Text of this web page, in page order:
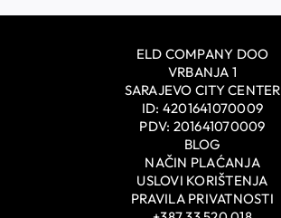
ELD COMPANY DOO
VRBANJA 1
SARAJEVO CITY CENTER
ID: 4201641070009
PDV: 201641070009
BLOG
NAČIN PLAĆANJA
USLOVI KORIŠTENJA
PRAVILA PRIVATNOSTI